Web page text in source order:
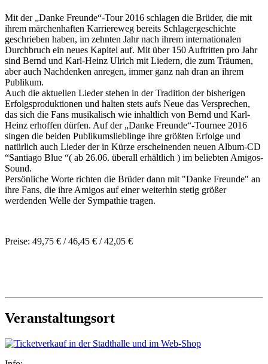
Mit der „Danke Freunde“-Tour 2016 schlagen die Brüder, die mit
ihrem märchenhaften Karriereweg bereits Schlagergeschichte
geschrieben haben, im zehnten Jahr nach ihrem internationalen
Durchbruch ein neues Kapitel auf. Mit über 150 Auftritten pro Jahr
sind Bernd und Karl-Heinz Ulrich mit Liedern, die zum Träumen,
aber auch Nachdenken anregen, immer ganz nah dran an ihrem
Publikum.
Auch die aktuellen Lieder stehen in der Tradition der bisherigen
Erfolgsproduktionen und halten stets aufs Neue das Versprechen,
das sich die Fans musikalisch wie inhaltlich von Bernd und Karl-
Heinz erhoffen dürfen. Auf der „Danke Freunde“-Tournee 2016
singen die beiden Publikumslieblinge ihre größten Erfolge und
natürlich auch Lieder der in Kürze erscheinenden neuen Album-CD
“Santiago Blue “( ab 26.06. überall erhältlich ) im beliebten Amigos-
Sound.
Persönliche Worte richten die Brüder dann mit "Danke Freunde" an
ihre Fans, die ihre Amigos auf einer weiterhin stetig größer
werdenden Welle der Sympathie tragen.
Preise: 49,75 € / 46,45 € / 42,05 €
Veranstaltungsort